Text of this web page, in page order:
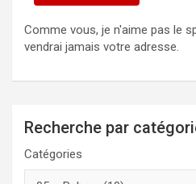
Comme vous, je n'aime pas le
vendrai jamais votre adresse.
Recherche par
Catégories